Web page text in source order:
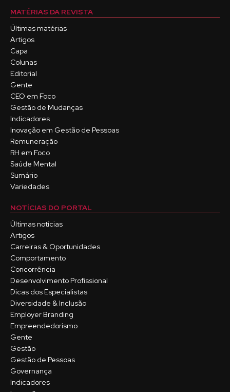
MATÉRIAS DA REVISTA
Últimas matérias
Artigos
Capa
Colunas
Editorial
Gente
CEO em Foco
Gestão de Mudanças
Indicadores
Inovação em Gestão de Pessoas
Remuneração
RH em Foco
Saúde Mental
Sumário
Variedades
NOTÍCIAS DO PORTAL
Últimas notícias
Artigos
Carreiras & Oportunidades
Comportamento
Concorrência
Desenvolvimento Profissional
Dicas dos Especialistas
Diversidade & Inclusão
Employer Branding
Empreendedorismo
Gente
Gestão
Gestão de Pessoas
Governança
Indicadores